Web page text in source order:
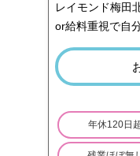
レイモンド梅田
or給料重視で自
年休120日